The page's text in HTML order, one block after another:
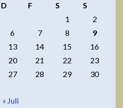
D F S
S
1
2
6 7 8
9
13 14 15
16
20 21 22
23
27 28 29
30
« Juli